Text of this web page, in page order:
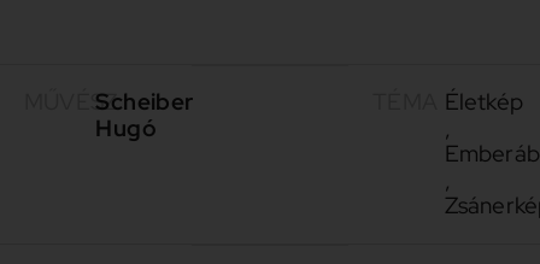
MŰVÉSZScheiber
Hugó
Életkép
,
,